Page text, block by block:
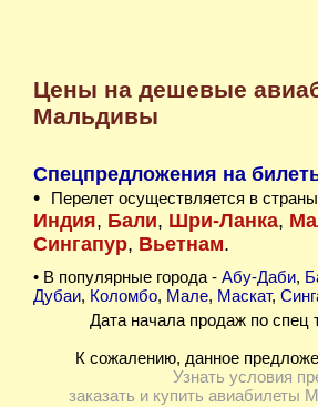
Цены на дешевые
Мальдивы
Спецпредложения на
•
Перелет осуществляется в
Индия, Бали, Шри-Ланка,
Сингапур, Вьетнам.
• В популярные города - Абу-Даби,
Дубаи, Коломбо, Мале, Маскат,
Дата начала продаж по спец
К сожалению, данное
Узнать условия
заказать и купить